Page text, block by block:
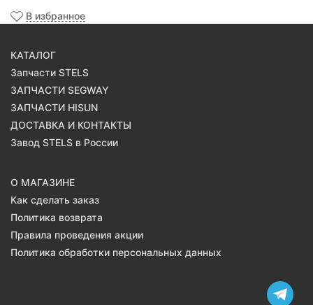
В избранное
КАТАЛОГ
Запчасти STELS
ЗАПЧАСТИ SEGWAY
ЗАПЧАСТИ HISUN
ДОСТАВКА И КОНТАКТЫ
Завод STELS в России
О МАГАЗИНЕ
Как сделать заказ
Политика возврата
Правила проведения акции
Политика обработки персональных данных